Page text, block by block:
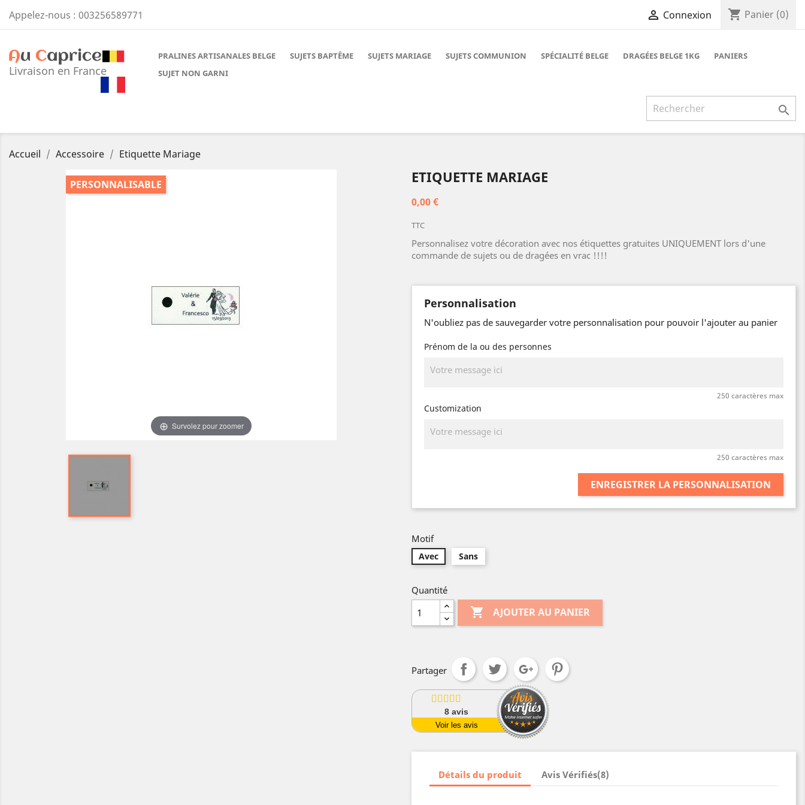
Appelez-nous : 003256589771  Connexion shopping_cart Panier (0)
Livraison en France
PRALINES ARTISANALES BELGE SUJETS BAPTÊME SUJETS MARIAGE SUJETS COMMUNION SPÉCIALITÉ BELGE DRAGÉES BELGE 1KG
PANIERS
SUJET NON GARNI

Accueil Accessoire Etiquette Mariage
PERSONNALISABLE
Survolez pour zoomer
ETIQUETTE MARIAGE
0,00 €
TTC
Personnalisez votre décoration avec nos étiquettes gratuites UNIQUEMENT lors d'une
commande de sujets ou de dragées en vrac !!!!
Personnalisation
N'oubliez pas de sauvegarder votre personnalisation pour pouvoir l'ajouter au panier
Prénom de la ou des personnes
250 caractères max
Customization
250 caractères max
ENREGISTRER LA PERSONNALISATION
Motif
Avec Sans
Quantité
 AJOUTER AU PANIER
Partager
8avis
Voir les avis
Détails du produit Avis Vérifiés(8)